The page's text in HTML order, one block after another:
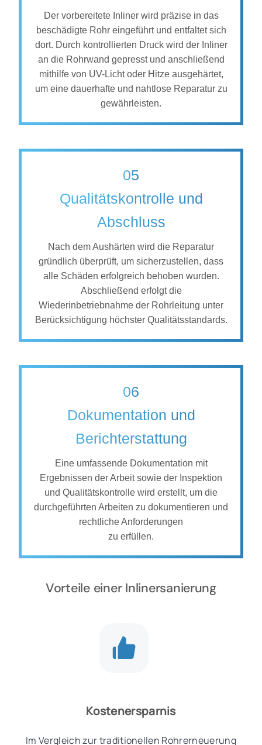
Der vorbereitete Inliner wird präzise in das
beschädigte Rohr eingeführt und entfaltet sich
dort. Durch kontrollierten Druck wird der Inliner
an die Rohrwand gepresst und anschließend
mithilfe von UV-Licht oder Hitze ausgehärtet,
um eine dauerhafte und nahtlose Reparatur zu
gewährleisten.
05
Qualitätskontrolle und
Abschluss
Nach dem Aushärten wird die Reparatur
gründlich überprüft, um sicherzustellen, dass
alle Schäden erfolgreich behoben wurden.
Abschließend erfolgt die
Wiederinbetriebnahme der Rohrleitung unter
Berücksichtigung höchster Qualitätsstandards.
06
Dokumentation und
Berichterstattung
Eine umfassende Dokumentation mit
Ergebnissen der Arbeit sowie der Inspektion
und Qualitätskontrolle wird erstellt, um die
durchgeführten Arbeiten zu dokumentieren und
rechtliche Anforderungen
zu erfüllen.
Vorteile einer Inlinersanierung
Kostenersparnis
Im Vergleich zur traditionellen Rohrerneuerung